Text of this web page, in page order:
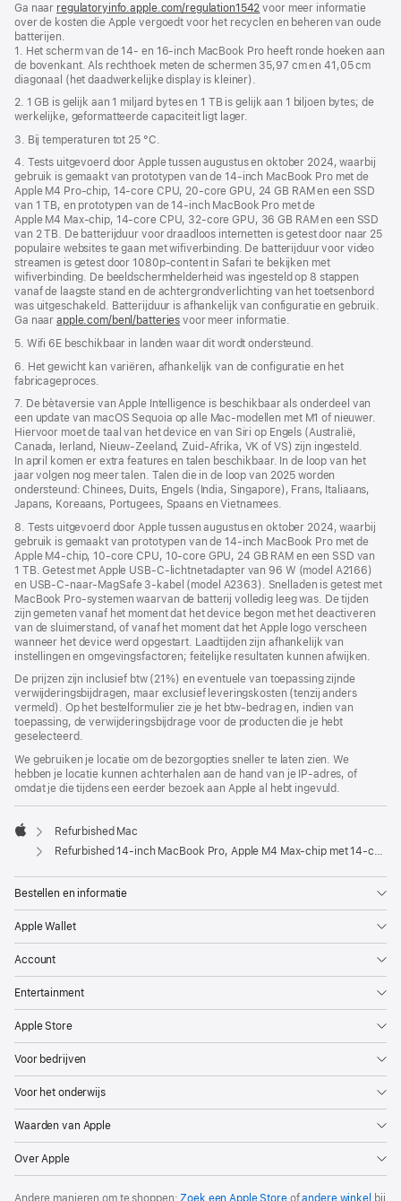
Ga naar regulatoryinfo.apple.com/regulation1542 (wordt
in
venster
geopend)
voor meer informatie
over de kosten die Apple vergoedt voor het recyclen en beheren van oude
batterijen.
1. Het scherm van de 14‑ en 16-inch MacBook Pro heeft ronde hoeken aan
de bovenkant. Als rechthoek meten de schermen 35,97 cm en 41,05 cm
diagonaal (het daadwerkelijke display is kleiner).
2. 1 GB is gelijk aan 1 miljard bytes en 1 TB is gelijk aan 1 biljoen bytes; de
werkelijke, geformatteerde capaciteit ligt lager.
3. Bij temperaturen tot 25 °C.
4. Tests uitgevoerd door Apple tussen augustus en oktober 2024, waarbij
gebruik is gemaakt van prototypen van de 14‑inch MacBook Pro met de
Apple M4 Pro-chip, 14‑core CPU, 20‑core GPU, 24 GB RAM en een SSD
van 1 TB, en prototypen van de 14‑inch MacBook Pro met de
Apple M4 Max-chip, 14‑core CPU, 32‑core GPU, 36 GB RAM en een SSD
van 2 TB. De batterijduur voor draadloos internetten is getest door naar 25
populaire websites te gaan met wifiverbinding. De batterijduur voor video
streamen is getest door 1080p-content in Safari te bekijken met
wifiverbinding. De beeldscherm­helderheid was ingesteld op 8 stappen
vanaf de laagste stand en de achtergrond­verlichting van het toetsenbord
was uitgeschakeld. Batterijduur is afhankelijk van configuratie en gebruik.
Ga naarapple.com/benl/batteries voor meer informatie.
5. Wifi 6E beschikbaar in landen waar dit wordt ondersteund.
6. Het gewicht kan variëren, afhankelijk van de configuratie en het
fabricageproces.
7. De bètaversie van Apple Intelligence is beschikbaar als onderdeel van
een update van macOS Sequoia op alle Mac-modellen met M1 of nieuwer.
Hiervoor moet de taal van het device en van Siri op Engels (Australië,
Canada, Ierland, Nieuw-Zeeland, Zuid-Afrika, VK of VS) zijn ingesteld.
In april komen er extra features en talen beschikbaar. In de loop van het
jaar volgen nog meer talen. Talen die in de loop van 2025 worden
ondersteund: Chinees, Duits, Engels (India, Singapore), Frans, Italiaans,
Japans, Koreaans, Portugees, Spaans en Vietnamees.
8. Tests uitgevoerd door Apple tussen augustus en oktober 2024, waarbij
gebruik is gemaakt van prototypen van de 14‑inch MacBook Pro met de
Apple M4-chip, 10‑core CPU, 10‑core GPU, 24 GB RAM en een SSD van
1 TB. Getest met Apple USB‑C-lichtnetadapter van 96 W (model A2166)
en USB‑C-naar-MagSafe 3-kabel (model A2363). Snelladen is getest met
MacBook Pro-systemen waarvan de batterij volledig leeg was. De tijden
zijn gemeten vanaf het moment dat het device begon met het deactiveren
van de sluimerstand, of vanaf het moment dat het Apple logo verscheen
wanneer het device werd opgestart. Laadtijden zijn afhankelijk van
instellingen en omgevings­­factoren; feitelijke resultaten kunnen afwijken.
De prijzen zijn inclusief btw (21%) en eventuele van toepassing zijnde
verwijderingsbijdragen, maar exclusief leveringskosten (tenzij anders
vermeld). Op het bestelformulier zie je het btw-bedrag en, indien van
toepassing, de verwijderingsbijdrage voor de producten die je hebt
geselecteerd.
We gebruiken je locatie om de bezorgopties sneller te laten zien. We
hebben je locatie kunnen achterhalen aan de hand van je IP-adres, of
omdat je die tijdens een eerder bezoek aan Apple al hebt ingevuld.
Apple
Refurbished Mac
Refurbished 14‑inch MacBook Pro, Apple M4 Max-chip met 14‑core CPU en 32‑core GPU, display met nanotextuur - Spacezwart
Bestellen en informatie
Apple Wallet
Account
Entertainment
Apple Store
Voor bedrijven
Voor het onderwijs
Waarden van Apple
Over Apple
Andere manieren om te shoppen: Zoek een Apple Storeofandere winkel bij